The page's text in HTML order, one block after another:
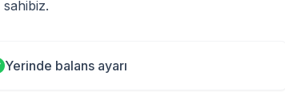
Yerinde balans ayarı